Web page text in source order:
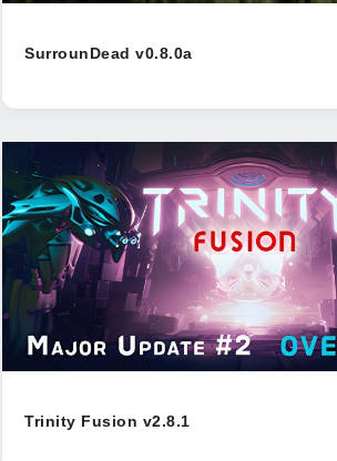
SurrounDead v0.8.0a
Trinity Fusion v2.8.1